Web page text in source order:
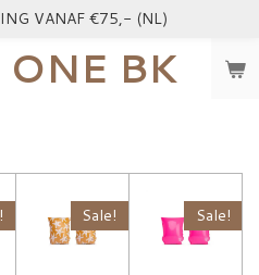
BK
VANAF €75,- (NL)
Sale! Sale!